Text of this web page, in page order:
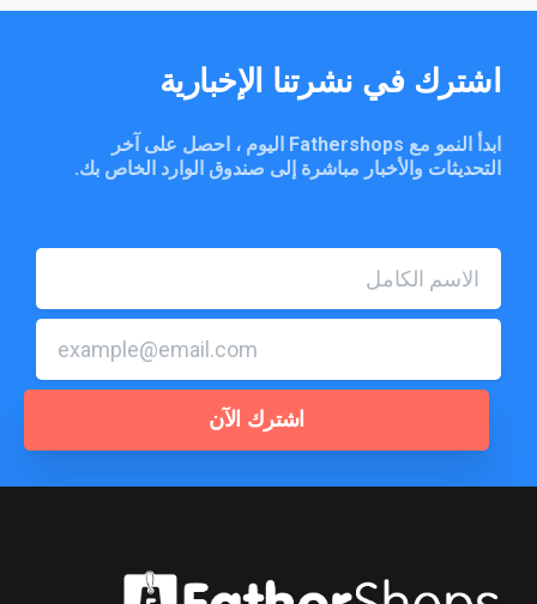
اشترك في نشرتنا الإخبارية
ابدأ النمو مع Fathershops اليوم ، احصل على آخر
التحديثات والأخبار مباشرة إلى صندوق الوارد الخاص بك.